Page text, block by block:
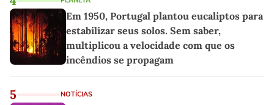
Em 1950, Portugal plantou eucaliptos para
estabilizar seus solos. Sem saber,
multiplicou a velocidade com que os
incêndios se propagam
5 NOTÍCIAS